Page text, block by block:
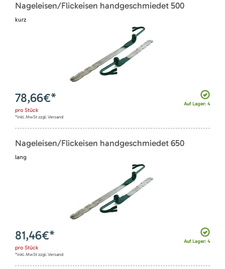
Nageleisen/Flickeisen handgeschmiedet 500
kurz
Auf Lager: 4
78,66€*
pro Stück
*inkl. MwSt zzgl. Versand
Nageleisen/Flickeisen handgeschmiedet 650
lang
Auf Lager: 4
81,46€*
pro Stück
*inkl. MwSt zzgl. Versand